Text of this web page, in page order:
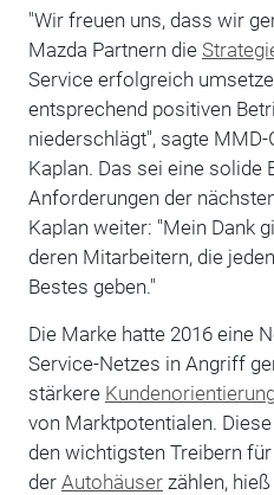
"Wir freuen uns, dass wir
Mazda Partnern die
Service erfolgreich
entsprechend positiven
niederschlägt", sagte
Kaplan. Das sei eine solide
Anforderungen der
Kaplan weiter: "Mein Dank
deren Mitarbeitern, die
Bestes geben."
Die Marke hatte 2016 eine
Service-Netzes in Angriff
stärkere
von Marktpotentialen.
den wichtigsten Treibern
der Autohäuserzählen, hieß